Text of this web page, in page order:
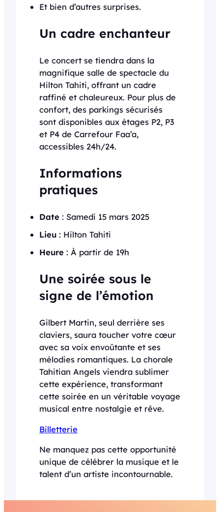
Et bien d’autres surprises.
Un cadre enchanteur
Le concert se tiendra dans la
magnifique salle de spectacle du
Hilton Tahiti, offrant un cadre
raffiné et chaleureux. Pour plus de
confort, des parkings sécurisés
sont disponibles aux étages P2, P3
et P4 de Carrefour Faa’a,
accessibles 24h/24.
Informations
pratiques
Date : Samedi 15 mars 2025
Lieu : Hilton Tahiti
Heure : À partir de 19h
Une soirée sous le
signe de l’émotion
Gilbert Martin, seul derrière ses
claviers, saura toucher votre cœur
avec sa voix envoûtante et ses
mélodies romantiques. La chorale
Tahitian Angels viendra sublimer
cette expérience, transformant
cette soirée en un véritable voyage
musical entre nostalgie et rêve.
Billetterie
Ne manquez pas cette opportunité
unique de célébrer la musique et le
talent d’un artiste incontournable.